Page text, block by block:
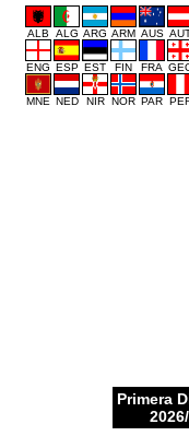
ALB ALG ARG ARM AUS
ENG ESP EST FIN FRA
MNE NED NIR NOR PAR
Primera